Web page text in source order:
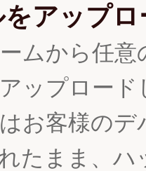
アップロ
ムから任意
ップロード
お客様のデ
たまま、ハ